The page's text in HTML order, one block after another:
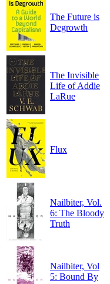
The Future is
Degrowth
The Invisible
Life of Addie
LaRue
Flux
Nailbiter, Vol.
6: The Bloody
Truth
Nailbiter, Vol
5: Bound By